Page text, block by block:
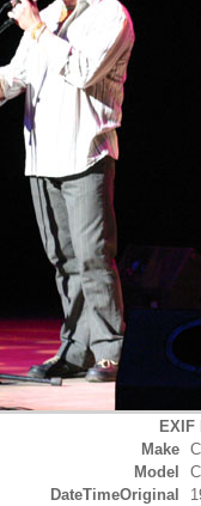
EXIF
Make
Model
DateTimeOriginal